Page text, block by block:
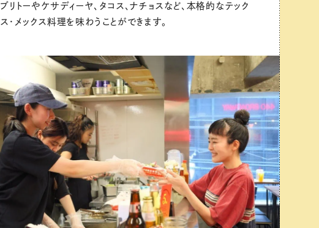
ブリトーやケサディーヤ、タコス、ナチョスなど、本格的なテック
ス・メックス料理を味わうことができます。